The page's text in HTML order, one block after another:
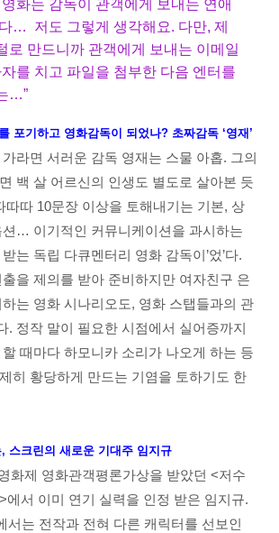
화는 감독이 관객에게 보내는 연애
… 저도 그렇게 생각해요. 다만, 제
로 만드니까 관객에게 보내는 이메일
를 치고 파일을 첨부한 다음 엔터를
…”
포기하고 영화감독이 되었나? 초짜감독 ‘영재’
라면 서러운 감독 영재는 스물 아홉. 그의
백 살 어르신의 인생도 별도로 살아본 듯
따따 10문장 이상을 토해내기는 기본, 상
… 이기적인 커뮤니케이션을 과시하는
는 독립 다큐멘터리 영화 감독이’었’다.
을 제의를 받아 준비하지만 여자친구 은
는 영화 시나리오도, 영화 스탭들과의 관
. 정작 말이 필요한 시점에서 실어증까지
때마다 하모니카 소리가 나오게 하는 등
히 황당하게 만드는 기염을 토하기도 한
스크린의 새로운 기대주 임지규
화제 영화관객평론가상을 받았던 <저수
에서 이미 연기 실력을 인정 받은 임지규.
서는 전작과 전혀 다른 캐릭터를 선보인